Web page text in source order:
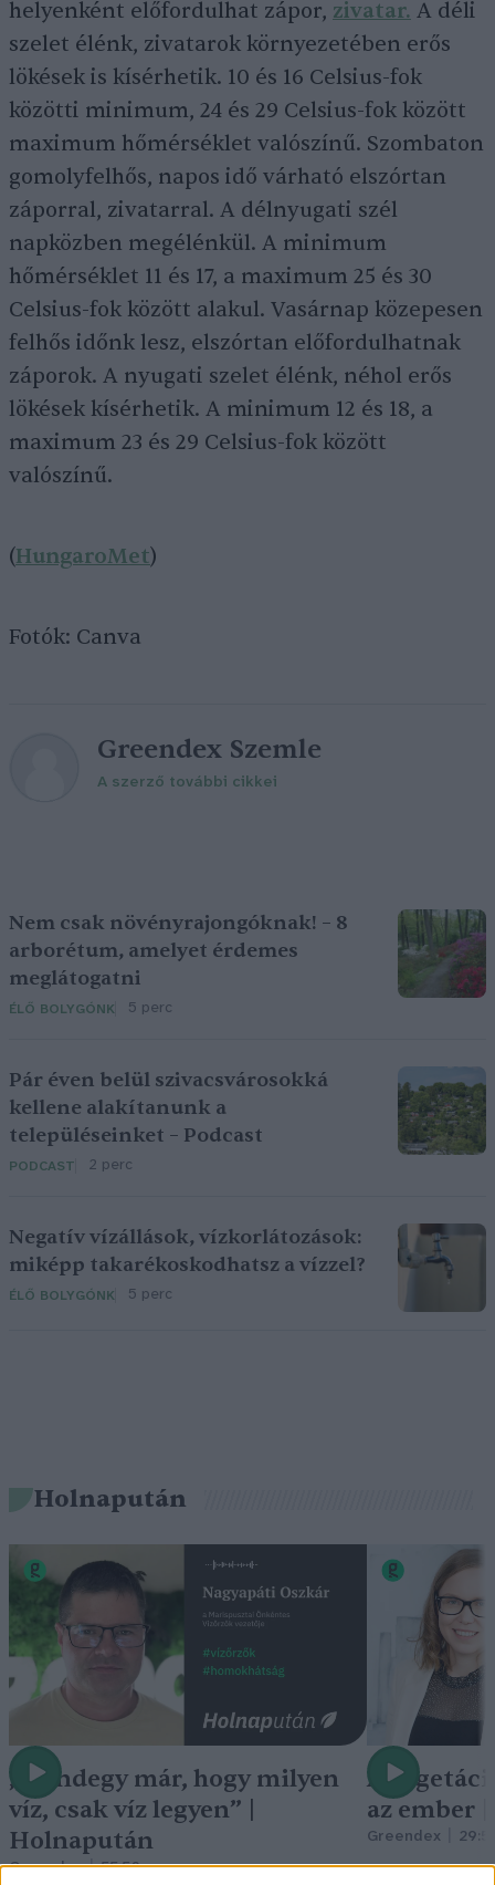
helyenként előfordulhat zápor, zivatar. A déli
szelet élénk, zivatarok környezetében erős
lökések is kísérhetik. 10 és 16 Celsius-fok
közötti minimum, 24 és 29 Celsius-fok között
maximum hőmérséklet valószínű. Szombaton
gomolyfelhős, napos idő várható elszórtan
záporral, zivatarral. A délnyugati szél
napközben megélénkül. A minimum
hőmérséklet 11 és 17, a maximum 25 és 30
Celsius-fok között alakul. Vasárnap közepesen
felhős időnk lesz, elszórtan előfordulhatnak
záporok. A nyugati szelet élénk, néhol erős
lökések kísérhetik. A minimum 12 és 18, a
maximum 23 és 29 Celsius-fok között
valószínű.
(HungaroMet)
Fotók: Canva
Greendex Szemle
A szerző további cikkei
Nem csak növényrajongóknak! – 8
arborétum, amelyet érdemes
meglátogatni
ÉLŐ BOLYGÓNK 5 perc
Pár éven belül szivacsvárosokká
kellene alakítanunk a
településeinket – Podcast
PODCAST 2 perc
Negatív vízállások, vízkorlátozások:
miképp takarékoskodhatsz a vízzel?
ÉLŐ BOLYGÓNK 5 perc
Holnapután
„Mindegy már, hogy milyen
víz, csak víz legyen” |
Holnapután
Greendex 55:58
A
az ember
Greendex